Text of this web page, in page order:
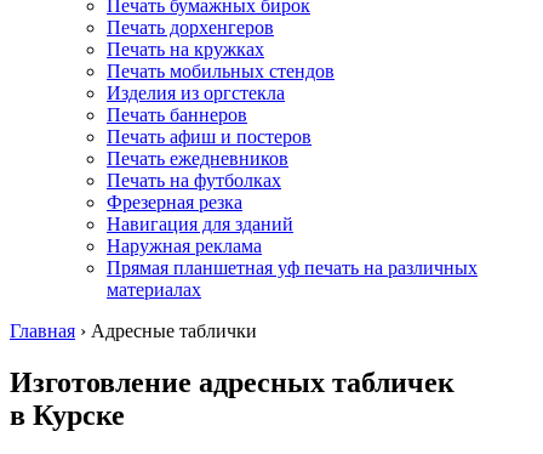
Печать бумажных бирок
Печать дорхенгеров
Печать на кружках
Печать мобильных стендов
Изделия из оргстекла
Печать баннеров
Печать афиш и постеров
Печать ежедневников
Печать на футболках
Фрезерная резка
Навигация для зданий
Наружная реклама
Прямая планшетная уф печать на различных
материалах
Главная › Адресные таблички
Изготовление адресных табличек
в Курске